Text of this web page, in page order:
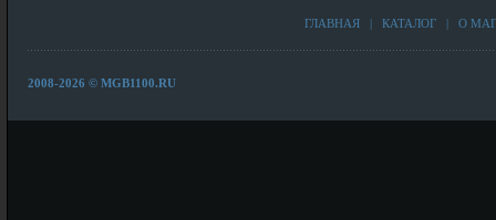
ГЛАВНАЯ| КАТАЛОГ| О
2008-2026 © MGB1100.RU